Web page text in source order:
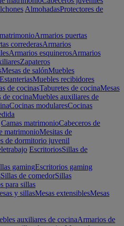
AlmohadasProtectores de
Armarios puertas
correderasArmarios
Armarios esquinerosArmarios
Zapateros
Mesas de salónMuebles
EstanteriasMuebles recibidores
de cocinasTaburetes de cocinaMesas
de cocinaMuebles auxiliares de
Cocinas modularesCocinas
Camas matrimonioCabeceros de
matrimonioMesitas de
de dormitorio juvenil
EscritoriosSillas de
gamingEscritorios gaming
Sillas de comedorSillas
para sillas
y sillasMesas extensiblesMesas
auxiliares de cocinaArmarios de